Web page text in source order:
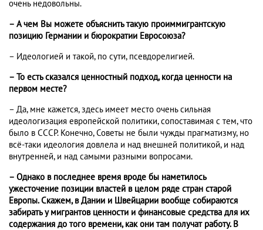
очень недовольны.
– А чем Вы можете объяснить такую проиммигрантскую
позицию Германии и бюрократии Евросоюза?
– Идеологией и такой, по сути, псевдорелигией.
– То есть сказался ценностный подход, когда ценности на
первом месте?
– Да, мне кажется, здесь имеет место очень сильная
идеологизация европейской политики, сопоставимая с тем, что
было в СССР. Конечно, Советы не были чужды прагматизму, но
всё-таки идеология довлела и над внешней политикой, и над
внутренней, и над самыми разными вопросами.
– Однако в последнее время вроде бы наметилось
ужесточение позиции властей в целом ряде стран старой
Европы. Скажем, в Дании и Швейцарии вообще собираются
забирать у мигрантов ценности и финансовые средства для их
содержания до того времени, как они там получат работу. В